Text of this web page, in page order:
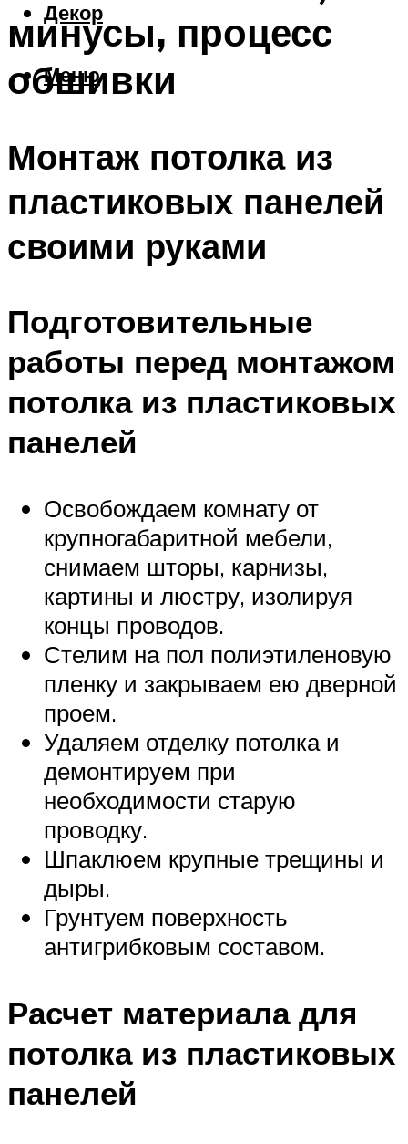
Декор
Меню
минусы, процесс
обшивки
Монтаж потолка из
пластиковых панелей
своими руками
Подготовительные
работы перед монтажом
потолка из пластиковых
панелей
Освобождаем комнату от
крупногабаритной мебели,
снимаем шторы, карнизы,
картины и люстру, изолируя
концы проводов.
Стелим на пол полиэтиленовую
пленку и закрываем ею дверной
проем.
Удаляем отделку потолка и
демонтируем при
необходимости старую
проводку.
Шпаклюем крупные трещины и
дыры.
Грунтуем поверхность
антигрибковым составом.
Расчет материала для
потолка из пластиковых
панелей